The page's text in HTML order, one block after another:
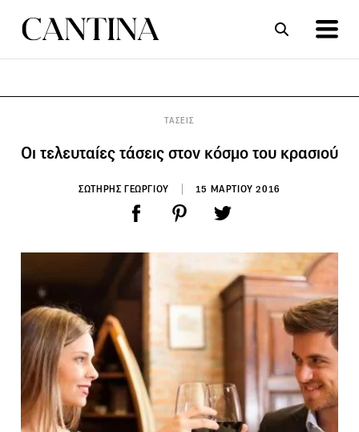
ΤΑΣΕΙΣ
Οι τελευταίες τάσεις στον κόσμο του κρασιού
ΣΩΤΗΡΗΣ ΓΕΩΡΓΙΟΥ 15 ΜΑΡΤΙΟΥ 2016